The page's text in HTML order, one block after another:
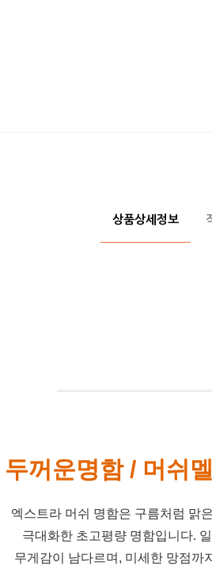
상품상세정보
두꺼운명함 / 머쉬
엑스트라 머쉬 명함은 구름처럼 맑
극대화한 초고평량 명함입니다.
무게감이 남다르며, 미세한 망점까